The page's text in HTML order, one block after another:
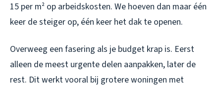
15 per m² op arbeidskosten. We hoeven dan maar één
keer de steiger op, één keer het dak te openen.
Overweeg een fasering als je budget krap is. Eerst
alleen de meest urgente delen aanpakken, later de
rest. Dit werkt vooral bij grotere woningen met